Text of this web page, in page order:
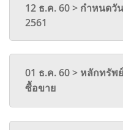
12 ธ.ค. 60 > กำหนด
2561
01 ธ.ค. 60 > หลักทรัพ
ซื้อขาย